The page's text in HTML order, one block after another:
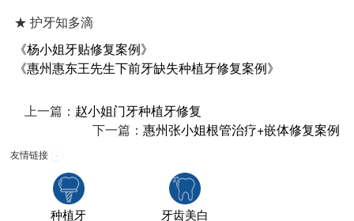
★ 护牙知多滴
《杨小姐牙贴修复案例》
《惠州惠东王先生下前牙缺失种植牙修复案例》
上一篇： 赵小姐门牙种植牙修复
下一篇：惠州张小姐根管治疗+嵌体修复案例
友情链接
种植牙
牙齿美白